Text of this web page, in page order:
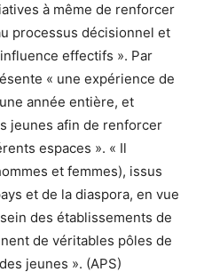
à même de renforcer
processus décisionnel et
effectifs ». Par
« une expérience de
année entière, et
jeunes afin de renforcer
espaces ». « Il
et femmes), issus
et de la diaspora, en vue
des établissements de
de véritables pôles de
jeunes ». (APS)